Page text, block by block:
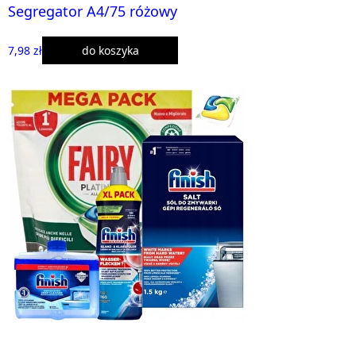
Segregator A4/75 różowy
7,98 zł do koszyka